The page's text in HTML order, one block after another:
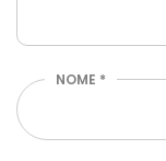
NOME *